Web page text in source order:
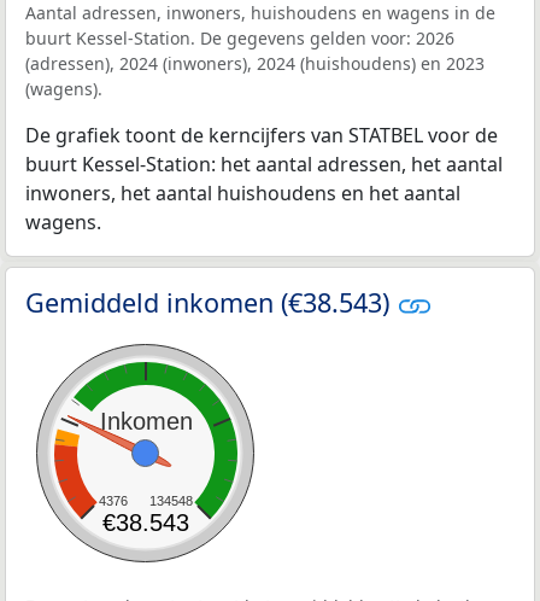
Aantal adressen, inwoners, huishoudens en wagens in de
buurt Kessel-Station. De gegevens gelden voor: 2026
(adressen), 2024 (inwoners), 2024 (huishoudens) en 2023
(wagens).
De grafiek toont de kerncijfers van STATBEL voor de
buurt Kessel-Station: het aantal adressen, het aantal
inwoners, het aantal huishoudens en het aantal
wagens.
Gemiddeld inkomen (€38.543)
Inkomen
4376 134548
€38.543